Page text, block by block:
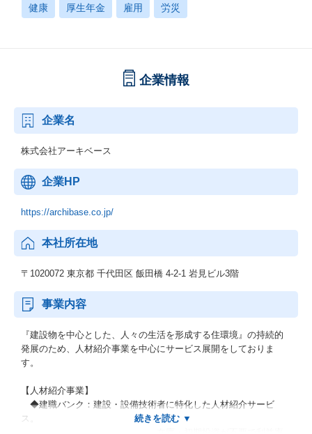
健康 厚生年金 雇用 労災
企業情報
企業名
株式会社アーキベース
企業HP
https://archibase.co.jp/
本社所在地
〒1020072 東京都 千代田区 飯田橋 4-2-1 岩見ビル3階
事業内容
『建設物を中心とした、人々の生活を形成する住環境』の持続的
発展のため、人材紹介事業を中心にサービス展開をしておりま
す。
【人材紹介事業】
◆建職バンク：建設・設備技術者に特化した人材紹介サービ
ス。